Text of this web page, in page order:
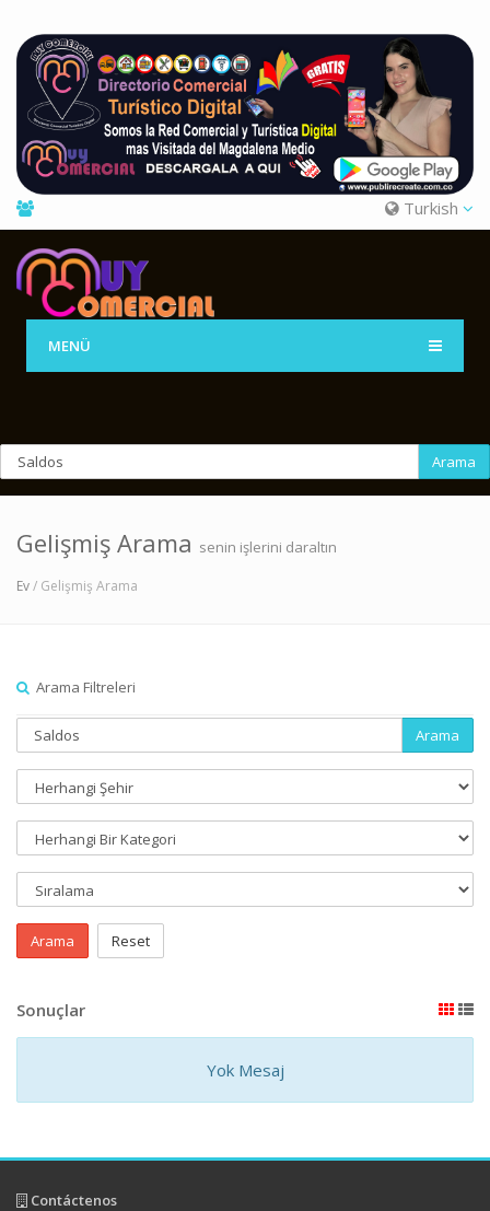
Turkish
MENÜ
Arama
Gelişmiş Arama senin işlerini daraltın
Ev/ Gelişmiş Arama
Arama Filtreleri
Arama
Arama Reset
Sonuçlar
Yok Mesaj
Contáctenos